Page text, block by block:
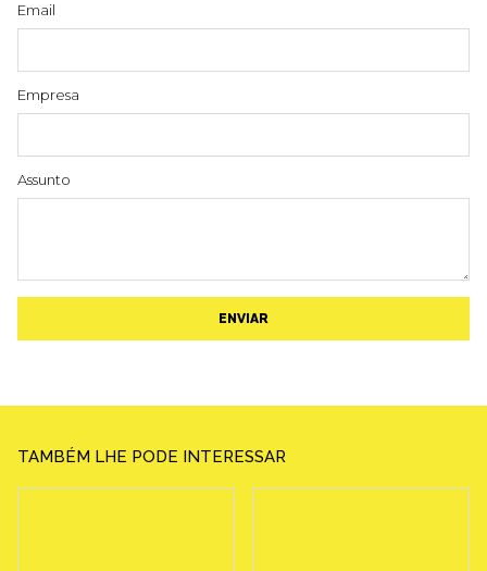
Email
Empresa
Assunto
ENVIAR
TAMBÉM LHE PODE INTERESSAR